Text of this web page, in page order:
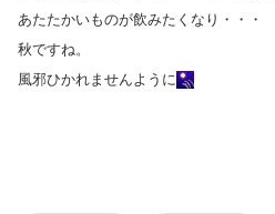
あたたかいものが飲みたくなり・・・
秋ですね。
風邪ひかれませんように